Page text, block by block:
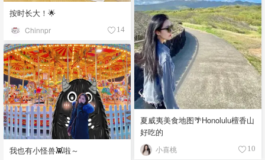
按时长大！🌟
Chinnpr 14
夏威夷美食地图🌴Honolulu檀香山
好吃的
小喜桃 10
我也有小怪兽👾啦～